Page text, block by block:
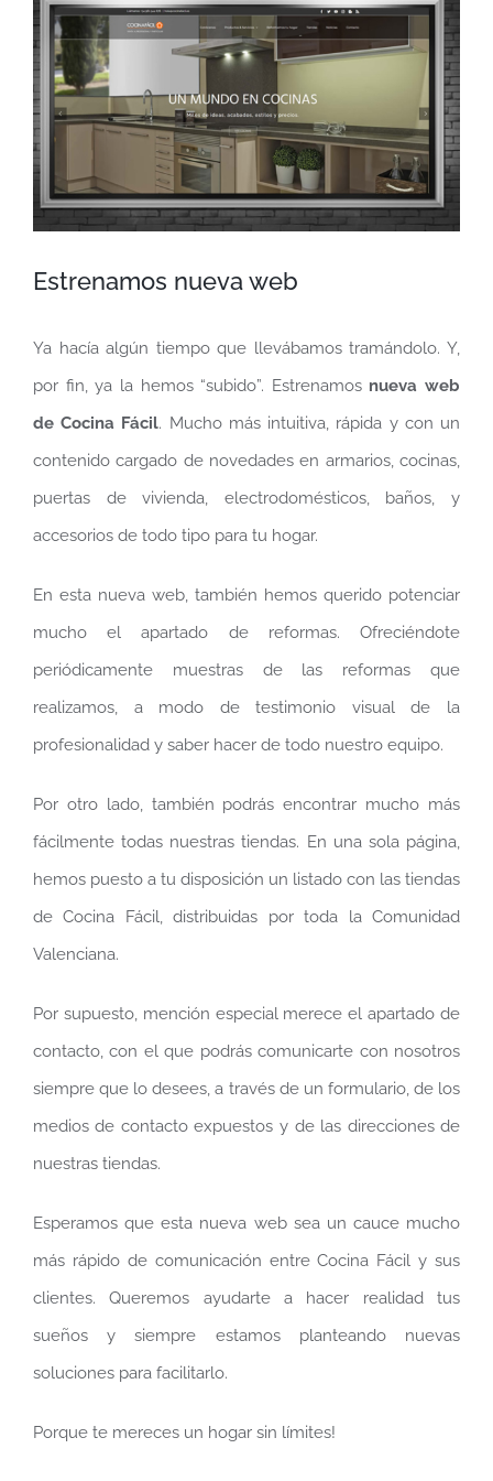
más
grande
Estrenamos nueva web
Ya hacía algún tiempo que llevábamos tramándolo. Y,
por fin, ya la hemos “subido”. Estrenamos nueva web
de Cocina Fácil. Mucho más intuitiva, rápida y con un
contenido cargado de novedades en armarios, cocinas,
puertas de vivienda, electrodomésticos, baños, y
accesorios de todo tipo para tu hogar.
En esta nueva web, también hemos querido potenciar
mucho el apartado de reformas. Ofreciéndote
periódicamente muestras de las reformas que
realizamos, a modo de testimonio visual de la
profesionalidad y saber hacer de todo nuestro equipo.
Por otro lado, también podrás encontrar mucho más
fácilmente todas nuestras tiendas. En una sola página,
hemos puesto a tu disposición un listado con las tiendas
de Cocina Fácil, distribuidas por toda la Comunidad
Valenciana.
Por supuesto, mención especial merece el apartado de
contacto, con el que podrás comunicarte con nosotros
siempre que lo desees, a través de un formulario, de los
medios de contacto expuestos y de las direcciones de
nuestras tiendas.
Esperamos que esta nueva web sea un cauce mucho
más rápido de comunicación entre Cocina Fácil y sus
clientes. Queremos ayudarte a hacer realidad tus
sueños y siempre estamos planteando nuevas
soluciones para facilitarlo.
Porque te mereces un hogar sin límites!